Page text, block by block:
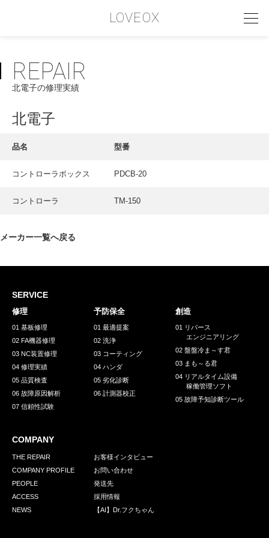
LOVEOX
PHILOSOPHY
フィロソフィー
COMPANY PROFILE
INTERVIEW
GREEN CHALLENGE
環境への取り組み
お問い合わせ 発送先
REPAIR
北電子の修理実績
北電子
品名 型番
コントローラボックス PDCB-20
コントローラ TM-150
メーカー一覧へ戻る
SERVICE
修理
01 基板修理
02 FA機器修理
03 NC装置修理
04 修理実績
05 品質検査
06 故障原因解析
07 信頼性試験
予防保全
01 最適提案
02 洗浄
03 コーティング
04 ハンダ
05 劣化診断
06 計測器校正
創造
01 リバース
エンジニアリング
02 盤盤冷ま～す君
03 まも～る君
04 リアルタイム設備
稼働管理ソフト
05 故障予知診断ツール
COMPANY
THE REPAIR
COMPANY PROFILE
PEOPLE
ACCESS
NEWS
お客様インタビュー
お問い合わせ
発送先
採用情報
【AI】Dr.フクちゃん